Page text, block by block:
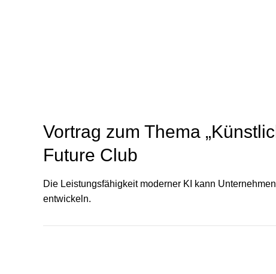
Vortrag zum Thema
Future Club
Die Leistungsfähigkeit moderner KI kann
entwickeln.